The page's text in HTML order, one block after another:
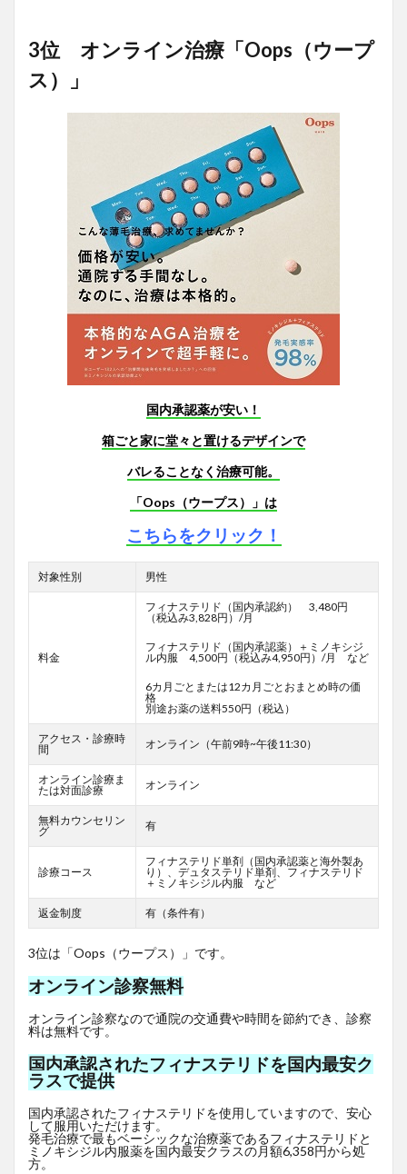
3位 オンライン治療「Oops（ウープ
ス）」
国内承認薬が安い！
箱ごと家に堂々と置けるデザインで
バレることなく治療可能。
「Oops（ウープス）」は
こちらをクリック！
対象性別 男性
料金
フィナステリド（国内承認約） 3,480円
（税込み3,828円）/月
フィナステリド（国内承認薬）＋ミノキシジ
ル内服 4,500円（税込み4,950円）/月 など
6カ月ごとまたは12カ月ごとおまとめ時の価
格
別途お薬の送料550円（税込）
アクセス・診療時
間
オンライン（午前9時~午後11:30）
オンライン診療ま
たは対面診療
オンライン
無料カウンセリン
グ
有
診療コース
フィナステリド単剤（国内承認薬と海外製あ
り）、デュタステリド単剤、フィナステリド
＋ミノキシジル内服 など
返金制度 有（条件有）
3位は「Oops（ウープス）」です。
オンライン診察無料
オンライン診察なので通院の交通費や時間を節約でき、診察
料は無料です。
国内承認されたフィナステリドを国内最安ク
ラスで提供
国内承認されたフィナステリドを使用していますので、安心
して服用いただけます。
発毛治療で最もベーシックな治療薬であるフィナステリドと
ミノキシジル内服薬を国内最安クラスの月額6,358円から処
方。